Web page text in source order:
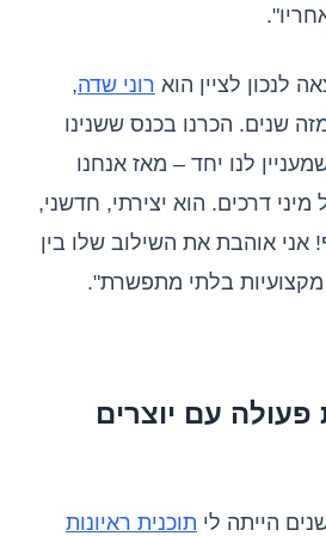
לנכון לציין הוא רוני שדה,
שנים. הכרנו בכנס ששנינו
לנו יחד – מאז אנחנו
דרכים. הוא יצירתי, חדשני,
אני אוהבת את השילוב שלו בין
מקצועיות בלתי מתפשרת".
עם יוצרים
הייתה לי תוכנית ראיונות